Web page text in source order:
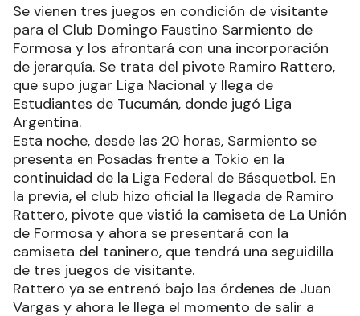
Se vienen tres juegos en condición de visitante
para el Club Domingo Faustino Sarmiento de
Formosa y los afrontará con una incorporación
de jerarquía. Se trata del pivote Ramiro Rattero,
que supo jugar Liga Nacional y llega de
Estudiantes de Tucumán, donde jugó Liga
Argentina.
Esta noche, desde las 20 horas, Sarmiento se
presenta en Posadas frente a Tokio en la
continuidad de la Liga Federal de Básquetbol. En
la previa, el club hizo oficial la llegada de Ramiro
Rattero, pivote que vistió la camiseta de La Unión
de Formosa y ahora se presentará con la
camiseta del taninero, que tendrá una seguidilla
de tres juegos de visitante.
Rattero ya se entrenó bajo las órdenes de Juan
Vargas y ahora le llega el momento de salir a